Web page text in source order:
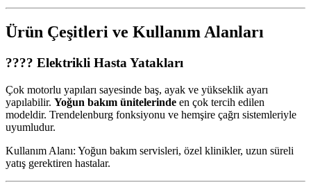
Ürün Çeşitleri ve Kullanım Alanları
???? Elektrikli Hasta Yatakları
Çok motorlu yapıları sayesinde baş, ayak ve yükseklik ayarı
yapılabilir. Yoğun bakım ünitelerinde en çok tercih edilen
modeldir. Trendelenburg fonksiyonu ve hemşire çağrı sistemleriyle
uyumludur.
Kullanım Alanı: Yoğun bakım servisleri, özel klinikler, uzun süreli
yatış gerektiren hastalar.